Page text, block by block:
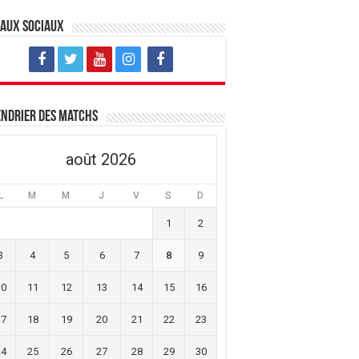
sociaux
des matchs
août 2026
M M J V S D
1 2
4 5 6 7 8 9
11 12 13 14 15 16
18 19 20 21 22 23
25 26 27 28 29 30